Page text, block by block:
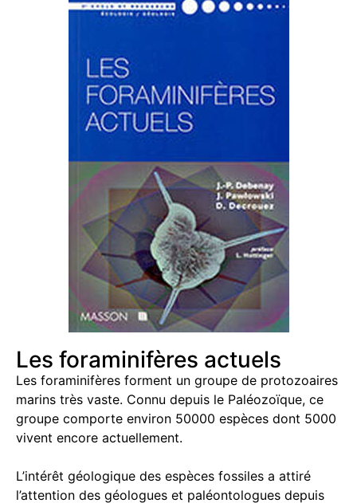
Les foraminifères actuels
Les foraminifères forment un groupe de protozoaires
marins très vaste. Connu depuis le Paléozoïque, ce
groupe comporte environ 50000 espèces dont 5000
vivent encore actuellement.
L’intérêt géologique des espèces fossiles a attiré
l’attention des géologues et paléontologues depuis